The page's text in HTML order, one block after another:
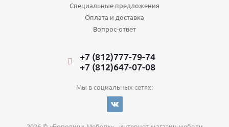
Специальные предложения
Оплата и доставка
Вопрос-ответ
+7 (812)777-79-74
+7 (812)647-07-08
Мы в социальных сетях: